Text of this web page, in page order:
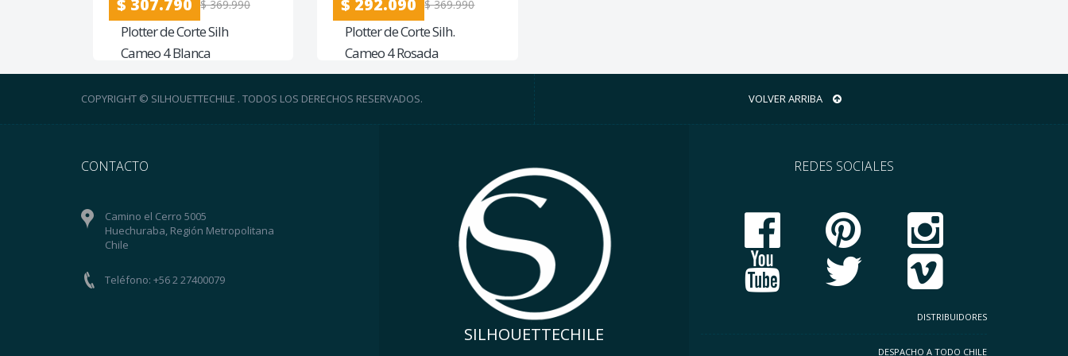
$ 307.790 $ 369.990
Plotter de Corte Silh
Cameo 4 Blanca
$ 292.090 $ 369.990
Plotter de Corte Silh.
Cameo 4 Rosada
COPYRIGHT © SILHOUETTECHILE . TODOS LOS DERECHOS RESERVADOS. VOLVER ARRIBA
CONTACTO
Camino el Cerro 5005
Huechuraba, Región Metropolitana
Chile
Teléfono: +56 2 27400079
SILHOUETTECHILE
REDES SOCIALES
DISTRIBUIDORES
DESPACHO A TODO CHILE